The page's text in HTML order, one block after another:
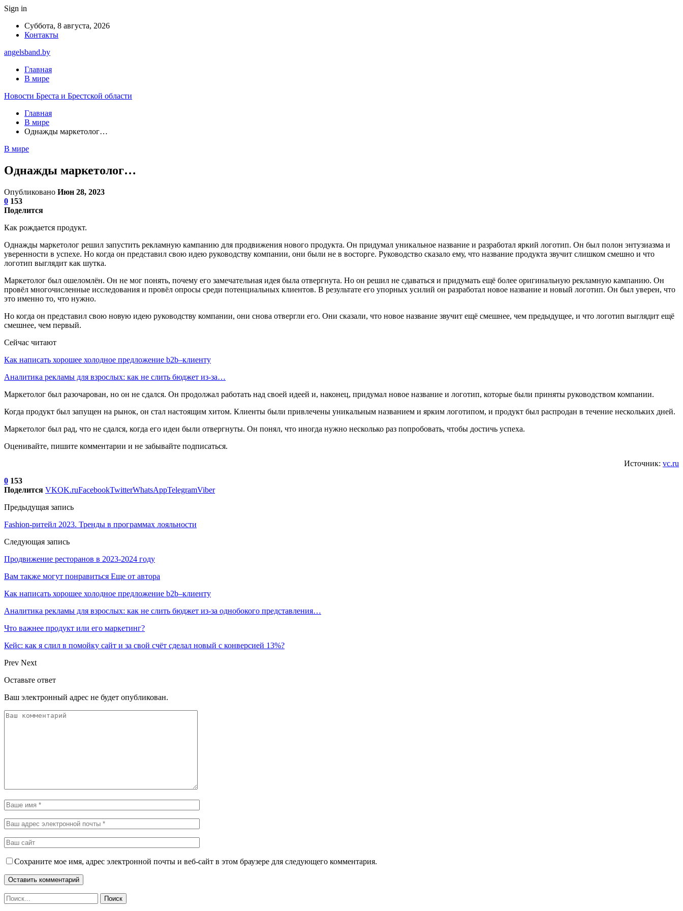
Sign in
Суббота, 8 августа, 2026
Контакты
angelsband.by
Главная
В мире
Новости Бреста и Брестской области
Главная
В мире
Однажды маркетолог…
В мире
Однажды маркетолог…
Опубликовано Июн 28, 2023
0 153
Поделится
Как рождается продукт.
Однажды маркетолог решил запустить рекламную кампанию для продвижения нового продукта. Он придумал уникальное название и разработал яркий логотип. Он был полон энтузиазма и
уверенности в успехе. Но когда он представил свою идею руководству компании, они были не в восторге. Руководство сказало ему, что название продукта звучит слишком смешно и что
логотип выглядит как шутка.
Маркетолог был ошеломлён. Он не мог понять, почему его замечательная идея была отвергнута. Но он решил не сдаваться и придумать ещё более оригинальную рекламную кампанию. Он
провёл многочисленные исследования и провёл опросы среди потенциальных клиентов. В результате его упорных усилий он разработал новое название и новый логотип. Он был уверен, что
это именно то, что нужно.
Но когда он представил свою новую идею руководству компании, они снова отвергли его. Они сказали, что новое название звучит ещё смешнее, чем предыдущее, и что логотип выглядит ещё
смешнее, чем первый.
Сейчас читают
Как написать хорошее холодное предложение b2b–клиенту
Аналитика рекламы для взрослых: как не слить бюджет из-за…
Маркетолог был разочарован, но он не сдался. Он продолжал работать над своей идеей и, наконец, придумал новое название и логотип, которые были приняты руководством компании.
Когда продукт был запущен на рынок, он стал настоящим хитом. Клиенты были привлечены уникальным названием и ярким логотипом, и продукт был распродан в течение нескольких дней.
Маркетолог был рад, что не сдался, когда его идеи были отвергнуты. Он понял, что иногда нужно несколько раз попробовать, чтобы достичь успеха.
Оценивайте, пишите комментарии и не забывайте подписаться.
Источник: vc.ru
0 153
Поделится VKOK.ruFacebookTwitterWhatsAppTelegramViber
Предыдущая запись
Fashion-ритейл 2023. Тренды в программах лояльности
Следующая запись
Продвижение ресторанов в 2023-2024 году
Вам также могут понравиться Еще от автора
Как написать хорошее холодное предложение b2b–клиенту
Аналитика рекламы для взрослых: как не слить бюджет из-за однобокого представления…
Что важнее продукт или его маркетинг?
Кейс: как я слил в помойку сайт и за свой счёт сделал новый с конверсией 13%?
Prev Next
Оставьте ответ
Ваш электронный адрес не будет опубликован.
Сохраните мое имя, адрес электронной почты и веб-сайт в этом браузере для следующего комментария.